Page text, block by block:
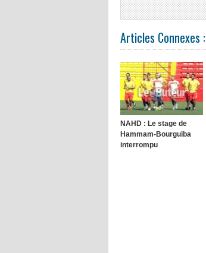
Articles Connexes :
NAHD : Le stage de
Hammam-Bourguiba
interrompu